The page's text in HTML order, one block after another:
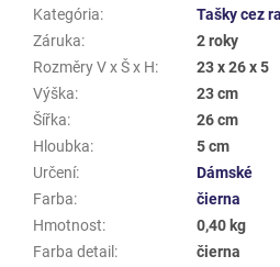
Kategória:
Tašky cez
Záruka:
2 roky
Rozměry V x Š x H:
23 x 26 x 5
Výška:
23 cm
Šířka:
26 cm
Hloubka:
5 cm
Určení:
Dámské
Farba:
čierna
Hmotnost:
0,40 kg
Farba detail :
čierna